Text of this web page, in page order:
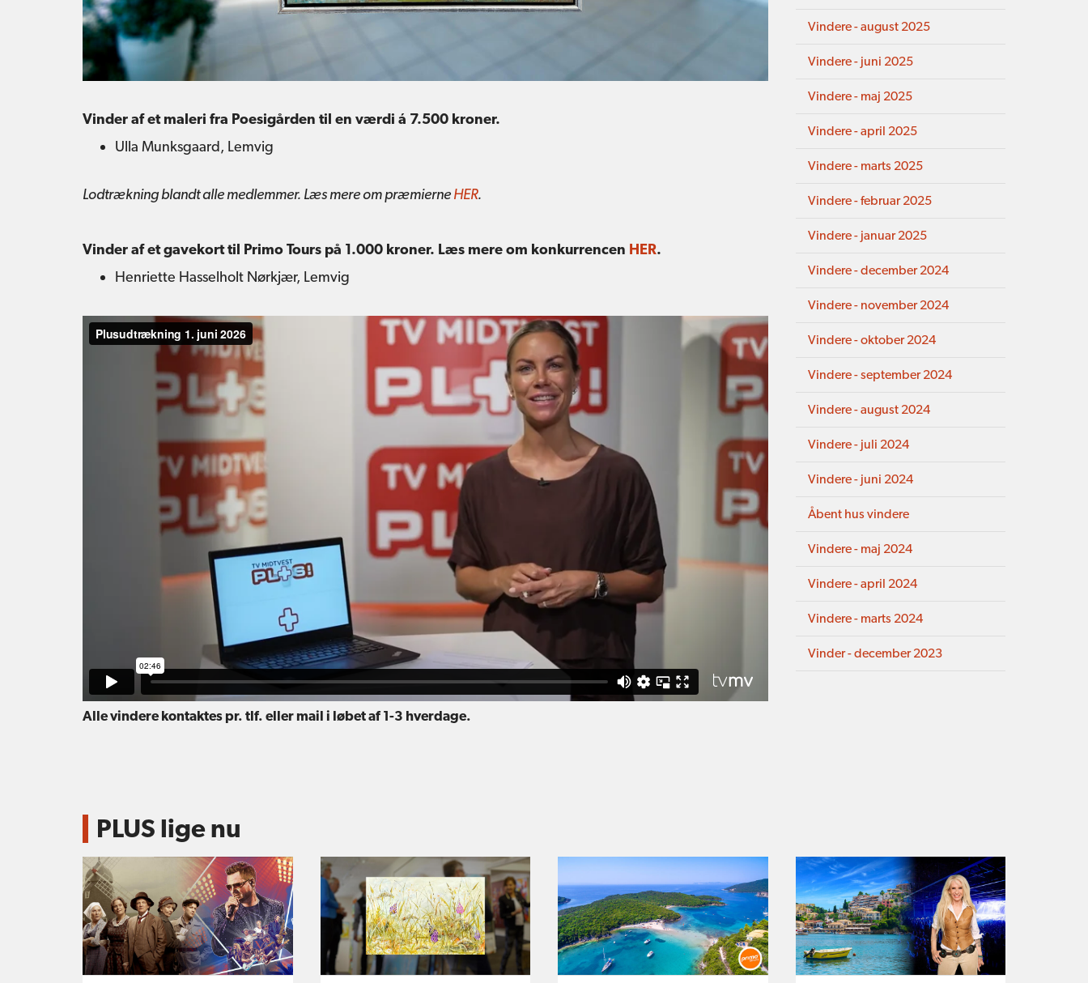
Vinder af et maleri fra Poesigården til en værdi á 7.500 kroner.
Ulla Munksgaard, Lemvig
Lodtrækning blandt alle medlemmer. Læs mere om præmierneHER.
Vinder af et gavekort til Primo Tours på 1.000 kroner. Læs mere om konkurrencen HER.
Henriette Hasselholt Nørkjær, Lemvig
Alle vindere kontaktes pr. tlf. eller mail i løbet af 1-3 hverdage.
Vindere - august 2025
Vindere - juni 2025
Vindere - maj 2025
Vindere - april 2025
Vindere - marts 2025
Vindere - februar 2025
Vindere - januar 2025
Vindere - december 2024
Vindere - november 2024
Vindere - oktober 2024
Vindere - september 2024
Vindere - august 2024
Vindere - juli 2024
Vindere - juni 2024
Åbent hus vindere
Vindere - maj 2024
Vindere - april 2024
Vindere - marts 2024
Vinder - december 2023
PLUS lige nu